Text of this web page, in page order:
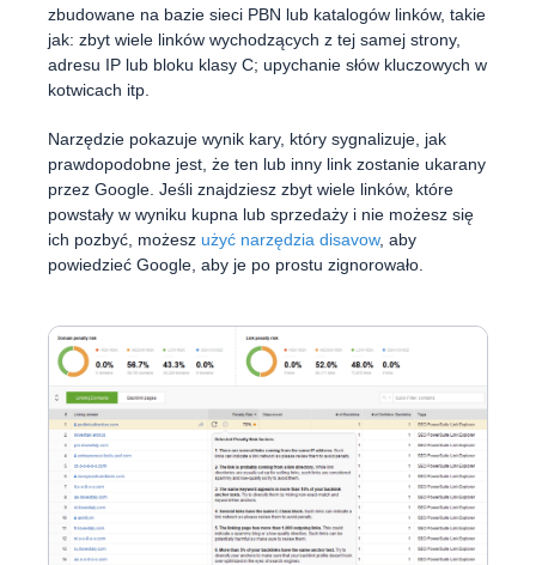
zbudowane na bazie sieci PBN lub katalogów linków, takie
jak: zbyt wiele linków wychodzących z tej samej strony,
adresu IP lub bloku klasy C; upychanie słów kluczowych w
kotwicach itp.
Narzędzie pokazuje wynik kary, który sygnalizuje, jak
prawdopodobne jest, że ten lub inny link zostanie ukarany
przez Google. Jeśli znajdziesz zbyt wiele linków, które
powstały w wyniku kupna lub sprzedaży i nie możesz się
ich pozbyć, możesz użyć narzędzia disavow, aby
powiedzieć Google, aby je po prostu zignorowało.